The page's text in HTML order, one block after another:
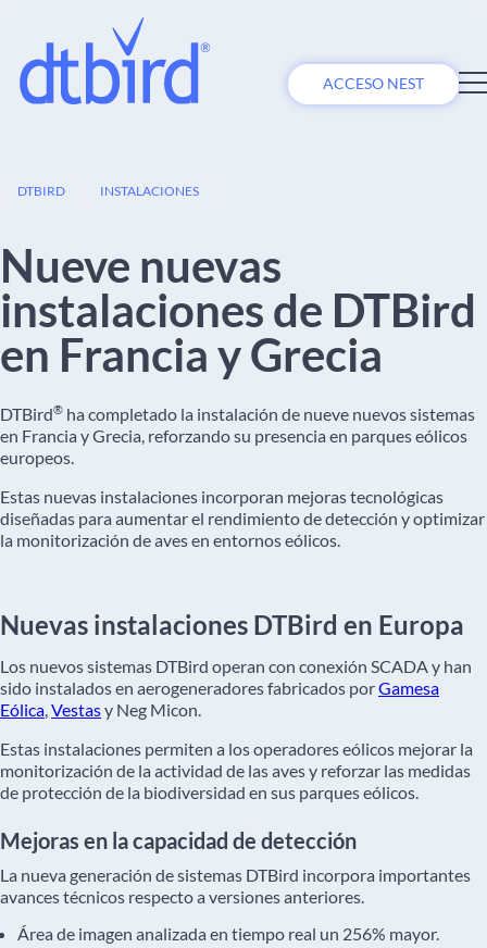
ACCESO NEST
DTBIRD INSTALACIONES
Nueve nuevas
instalaciones de DTBird
en Francia y Grecia
DTBird® ha completado la instalación de nueve nuevos sistemas
en Francia y Grecia, reforzando su presencia en parques eólicos
europeos.
Estas nuevas instalaciones incorporan mejoras tecnológicas
diseñadas para aumentar el rendimiento de detección y optimizar
la monitorización de aves en entornos eólicos.
Nuevas instalaciones DTBird en Europa
Los nuevos sistemas DTBird operan con conexión SCADA y han
sido instalados en aerogeneradores fabricados porGamesa
Eólica,Vestasy Neg Micon.
Estas instalaciones permiten a los operadores eólicos mejorar la
monitorización de la actividad de las aves y reforzar las medidas
de protección de la biodiversidad en sus parques eólicos.
Mejoras en la capacidad de detección
La nueva generación de sistemas DTBird incorpora importantes
avances técnicos respecto a versiones anteriores.
Área de imagen analizada en tiempo real un 256% mayor.